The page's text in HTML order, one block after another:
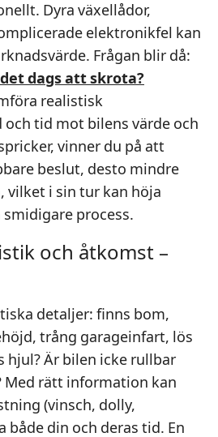
Dyra växellådor,
elektronikfel kan
Frågan blir då:
dags att skrota?
realistisk
tid mot bilens värde och
vinner du på att
beslut, desto mindre
vilket i sin tur kan höja
process.
och åtkomst –
detaljer: finns bom,
trång garageinfart, lös
hjul? Är bilen icke rullbar
Med rätt information kan
(vinsch, dolly,
både din och deras tid. En